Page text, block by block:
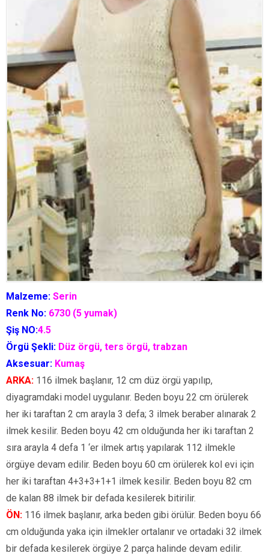
Malzeme: Serin
Renk No: 6730 (5 yumak)
Şiş NO:4.5
Örgü Şekli: Düz örgü, ters örgü, trabzan
Aksesuar: Kumaş
ARKA: 116 ilmek başlanır, 12 cm düz örgü yapılıp,
diyagramdaki model uygulanır. Beden boyu 22 cm örülerek
her iki taraftan 2 cm arayla 3 defa; 3 ilmek beraber alınarak 2
ilmek kesilir. Beden boyu 42 cm olduğunda her iki taraftan 2
sıra arayla 4 defa 1 ‘er ilmek artış yapılarak 112 ilmekle
örgüye devam edilir. Beden boyu 60 cm örülerek kol evi için
her iki taraftan 4+3+3+1+1 ilmek kesilir. Beden boyu 82 cm
de kalan 88 ilmek bir defada kesilerek bitirilir.
ÖN: 116 ilmek başlanır, arka beden gibi örülür. Beden boyu 66
cm olduğunda yaka için ilmekler ortalanır ve ortadaki 32 ilmek
bir defada kesilerek örgüye 2 parça halinde devam edilir.